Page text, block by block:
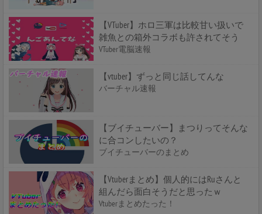
【VTuber】ホロ三軍は比較甘い扱いで
雑魚との箱外コラボも許されてそう
VTuber電脳速報
【vtuber】ずっと同じ話してんな
バーチャル速報
【ブイチューバー】まつりってそんな
に合コンしたいの？
ブイチューバーのまとめ
【Vtuberまとめ】個人的にはRuさんと
組んだら面白そうだと思ったｗ
Vtuberまとめたった！